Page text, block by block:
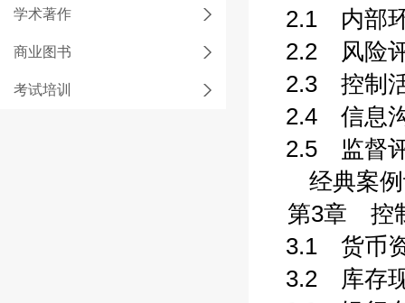
学术著作
商业图书
考试培训
2.1 内部环
2.2 风险评
2.3 控制活
2.4 信息沟
2.5 监督评
经典案例
第3章 控
3.1 货币资
3.2 库存现